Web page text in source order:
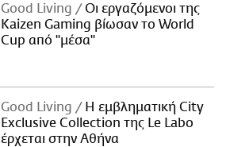
Good Living
Οι εργαζόμενοι της
Kaizen Gaming βίωσαν το World
Cup από "μέσα"
Good Living
Η εμβληματική City
Exclusive Collection της Le Labo
έρχεται στην Αθήνα